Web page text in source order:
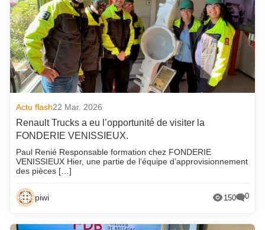
Actu flash22 Mar. 2026
Renault Trucks a eu l’opportunité de visiter la
FONDERIE VENISSIEUX.
Paul Renié Responsable formation chez FONDERIE
VENISSIEUX Hier, une partie de l‘équipe d’approvisionnement
des pièces […]
piwi 150 0